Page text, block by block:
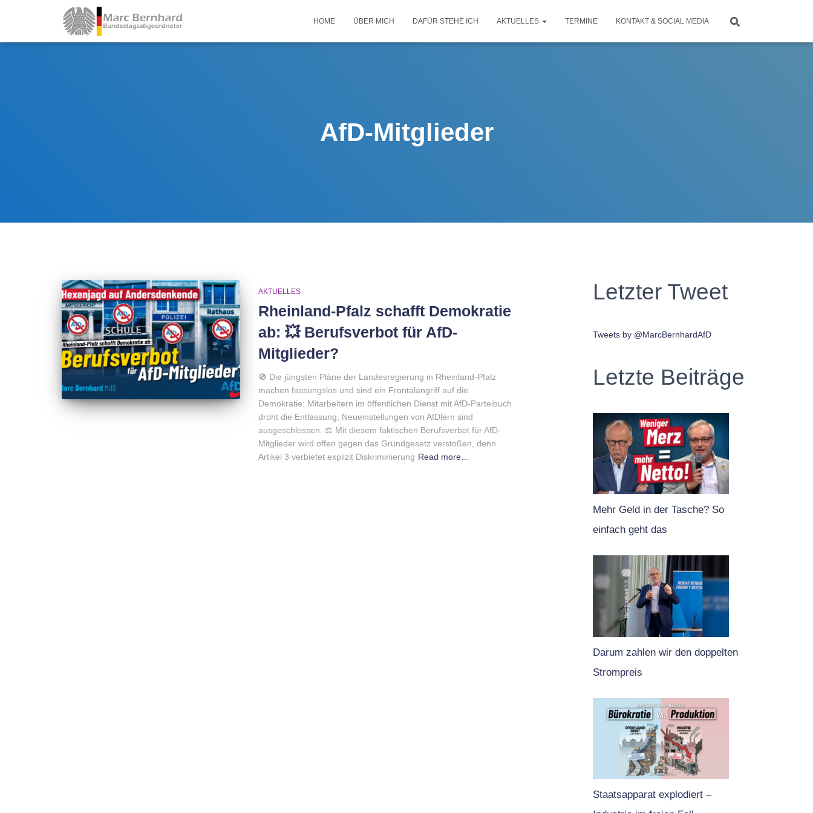
HOME ÜBER MICH DAFÜR STEHE ICH AKTUELLES TERMINE KONTAKT & SOCIAL MEDIA
AfD-Mitglieder
AKTUELLES
Rheinland-Pfalz schafft Demokratie
ab: 💥 Berufsverbot für AfD-
Mitglieder?
🚫 Die jüngsten Pläne der Landesregierung in Rheinland-Pfalz
machen fassungslos und sind ein Frontalangriff auf die
Demokratie: Mitarbeitern im öffentlichen Dienst mit AfD-Parteibuch
droht die Entlassung, Neueinstellungen von AfDlern sind
ausgeschlossen. ⚖️ Mit diesem faktischen Berufsverbot für AfD-
Mitglieder wird offen gegen das Grundgesetz verstoßen, denn
Artikel 3 verbietet explizit Diskriminierung Read more…
Letzter Tweet
Tweets by @MarcBernhardAfD
Letzte Beiträge
Mehr Geld in der Tasche? So
einfach geht das
Darum zahlen wir den doppelten
Strompreis
Staatsapparat explodiert –